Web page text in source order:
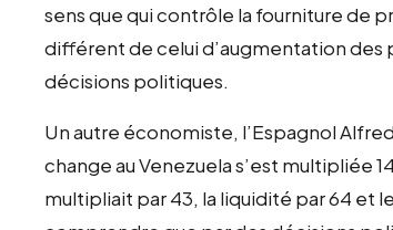
sens que qui contrôle la fourniture de
différent de celui d’augmentation des
décisions politiques.
Un autre économiste, l’Espagnol
change au Venezuela s’est multipliée
multipliait par 43, la liquidité par 64 et